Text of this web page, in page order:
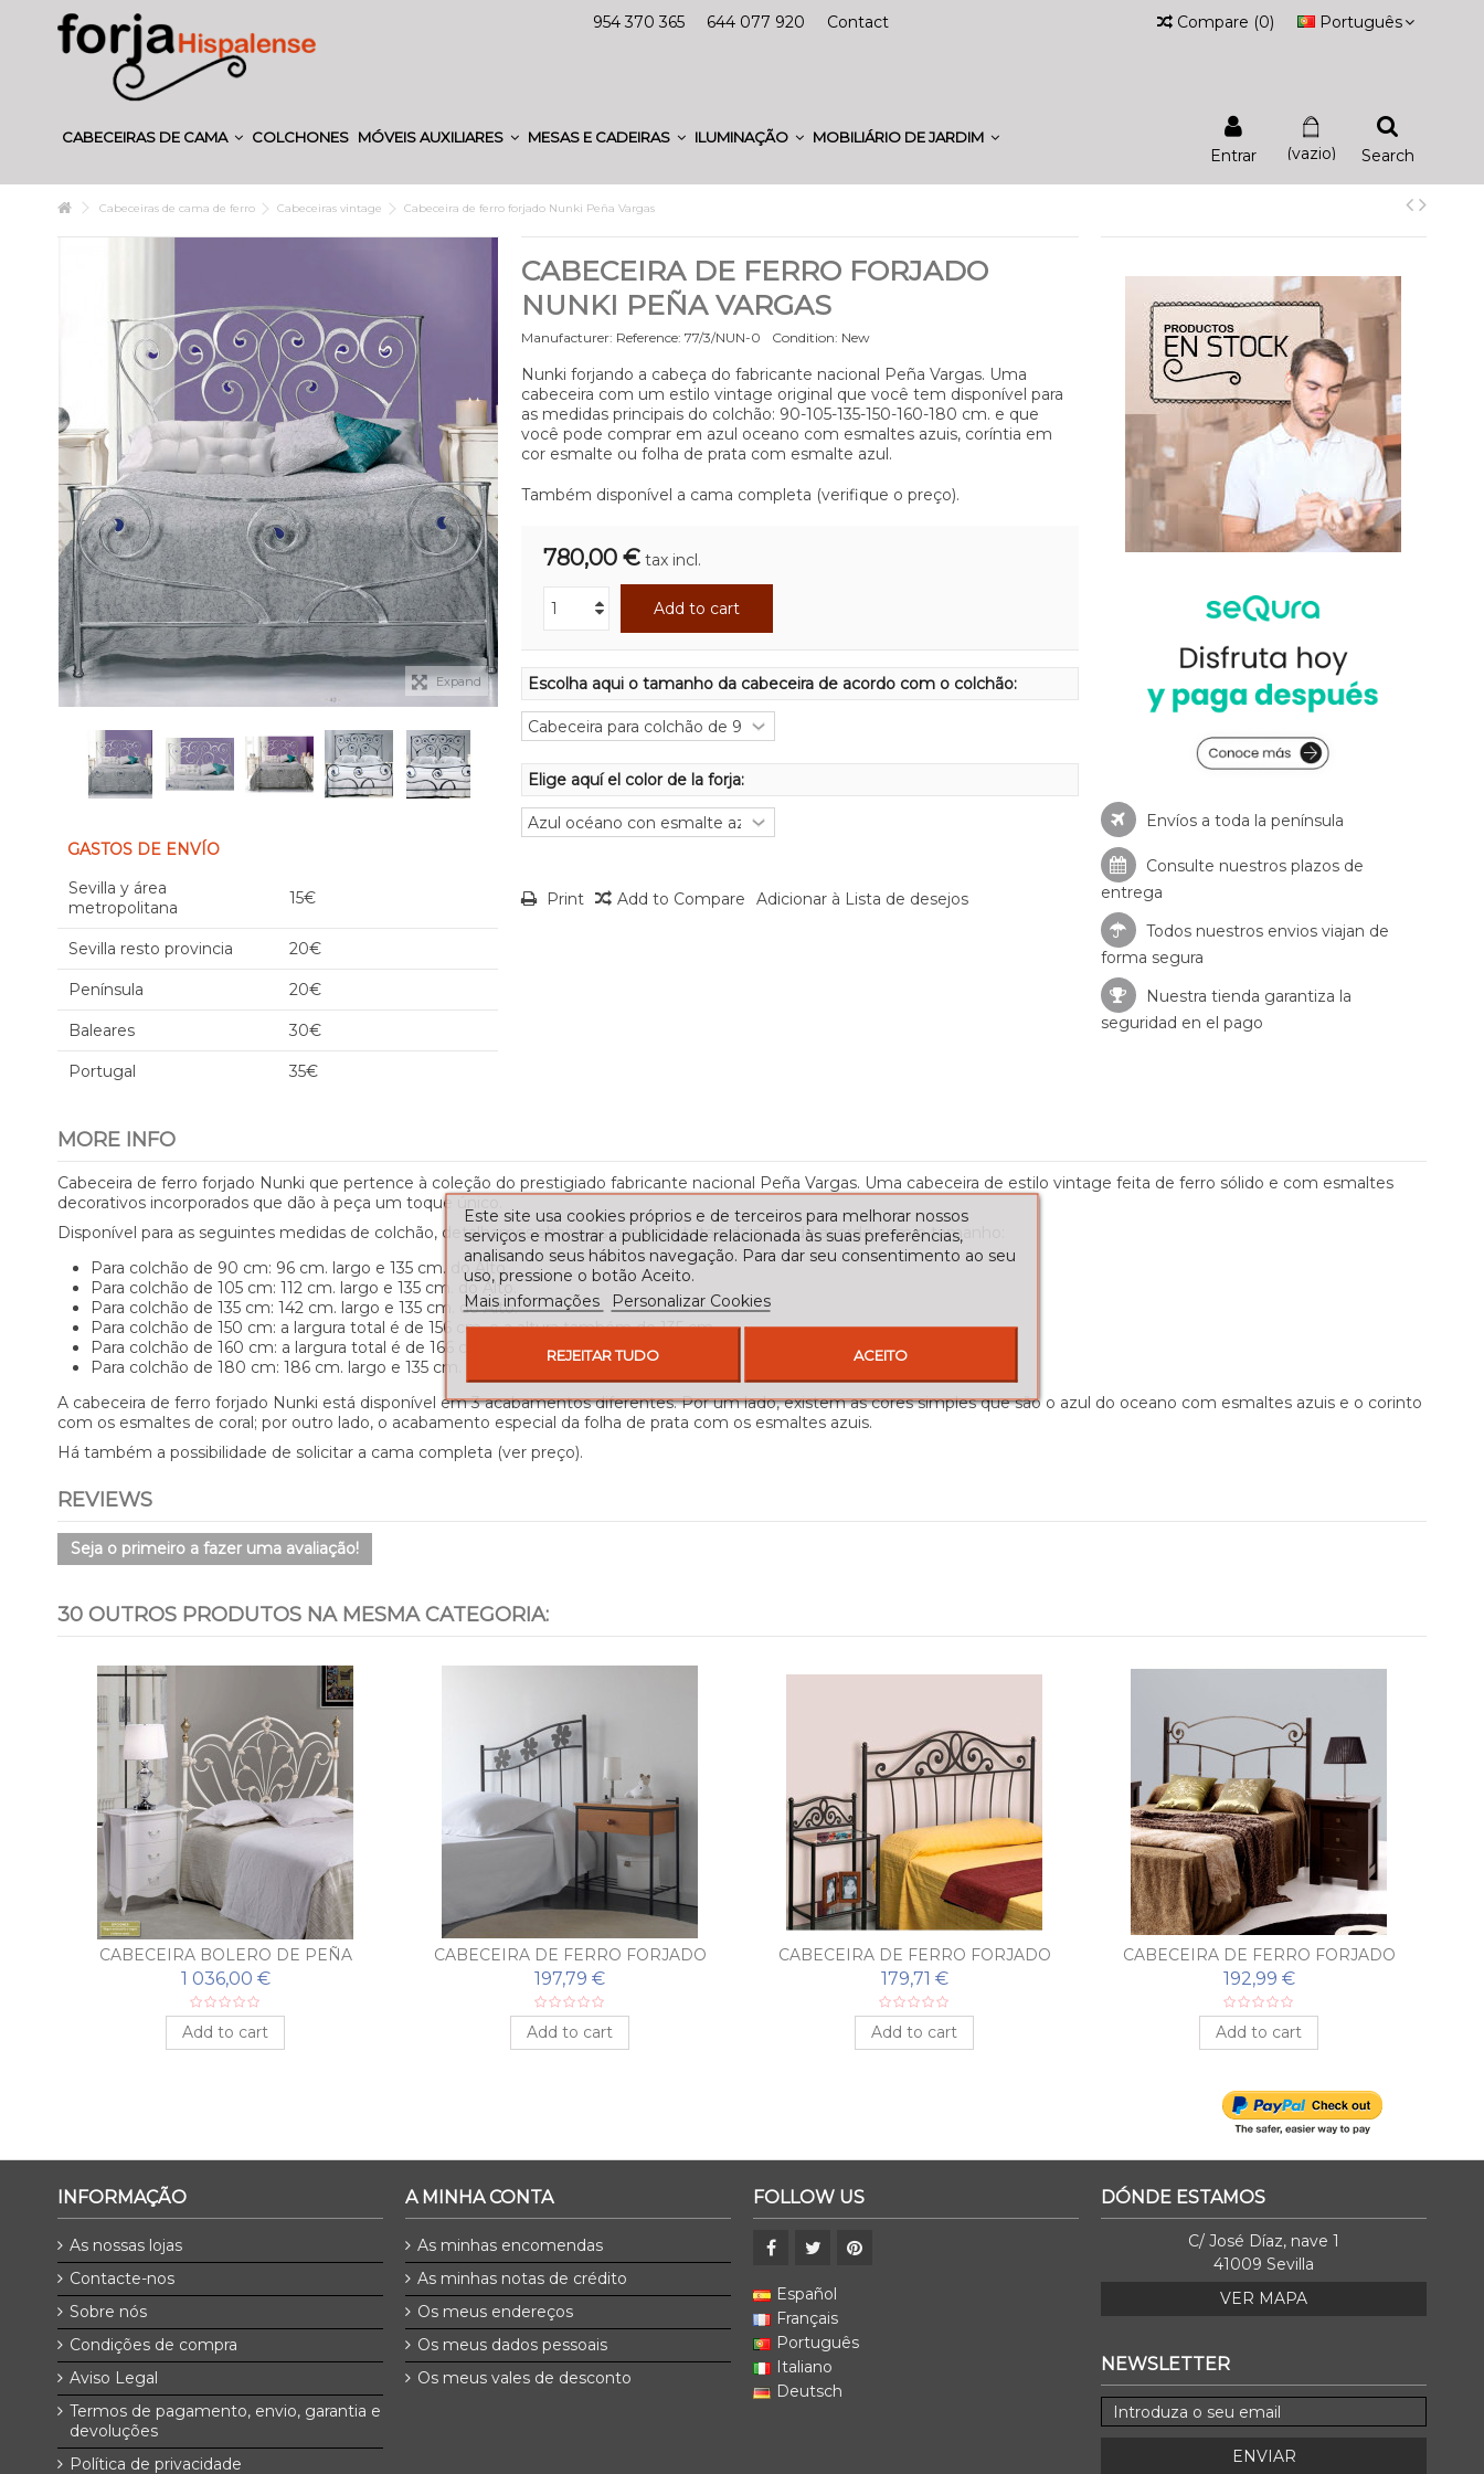
954 370 365 644 077 920 Contact Português
Compare (0)
CABECEIRAS DE CAMA COLCHONES MÓVEIS AUXILIARES MESAS E CADEIRAS ILUMINAÇÃO MOBILIÁRIO DE JARDIM
Search
(vazio)
Entrar
Cabeceiras de cama de ferro Cabeceiras vintage Cabeceira de ferro forjado Nunki Peña Vargas
Expand
GASTOS DE ENVÍO
Sevilla y área
metropolitana
15€
Sevilla resto provincia 20€
Península 20€
Baleares 30€
Portugal 35€
CABECEIRA DE FERRO FORJADO
NUNKI PEÑA VARGAS
Manufacturer: Reference: 77/3/NUN-0 Condition: New
Nunki forjando a cabeça do fabricante nacional Peña Vargas. Uma
cabeceira com um estilo vintage original que você tem disponível para
as medidas principais do colchão: 90-105-135-150-160-180 cm. e que
você pode comprar em azul oceano com esmaltes azuis, coríntia em
cor esmalte ou folha de prata com esmalte azul.
Também disponível a cama completa (verifique o preço).
780,00 € tax incl.
Add to cart
Escolha aqui o tamanho da cabeceira de acordo com o colchão:
Elige aquí el color de la forja:
Print Add to Compare Adicionar à Lista de desejos
Envíos a toda la península
Consulte nuestros plazos de
entrega
Todos nuestros envios viajan de
forma segura
Nuestra tienda garantiza la
seguridad en el pago
MORE INFO
Cabeceira de ferro forjado Nunki que pertence à coleção do prestigiado fabricante nacional Peña Vargas. Uma cabeceira de estilo vintage feita de ferro sólido e com esmaltes
decorativos incorporados que dão à peça um toque único.
Disponível para as seguintes medidas de colchão, detalhamos abaixo as medidas totais da peça de acordo com o tamanho:
Para colchão de 90 cm: 96 cm. largo e 135 cm. do Alto.
Para colchão de 105 cm: 112 cm. largo e 135 cm. do Alto.
Para colchão de 135 cm: 142 cm. largo e 135 cm. do Alto.
Para colchão de 150 cm: a largura total é de 156 cm. e a altura também de 135 cm.
Para colchão de 160 cm: a largura total é de 166 cm. e a altura 135 cm.
Para colchão de 180 cm: 186 cm. largo e 135 cm. de altura.
A cabeceira de ferro forjado Nunki está disponível em 3 acabamentos diferentes. Por um lado, existem as cores simples que são o azul do oceano com esmaltes azuis e o corinto
com os esmaltes de coral; por outro lado, o acabamento especial da folha de prata com os esmaltes azuis.
Há também a possibilidade de solicitar a cama completa (ver preço).
REVIEWS
Seja o primeiro a fazer uma avaliação!
30 OUTROS PRODUTOS NA MESMA CATEGORIA:
CABECEIRA BOLERO DE PEÑA
VARGAS
1 036,00 €
Add to cart
CABECEIRA DE FERRO FORJADO
MARGA
197,79 €
Add to cart
CABECEIRA DE FERRO FORJADO
MURCIA
179,71 €
Add to cart
CABECEIRA DE FERRO FORJADO
MARA
192,99 €
Add to cart
INFORMAÇÃO
As nossas lojas
Contacte-nos
Sobre nós
Condições de compra
Aviso Legal
Termos de pagamento, envio, garantia e
devoluções
Política de privacidade
A MINHA CONTA
As minhas encomendas
As minhas notas de crédito
Os meus endereços
Os meus dados pessoais
Os meus vales de desconto
FOLLOW US
Español
Français
Português
Italiano
Deutsch
DÓNDE ESTAMOS
C/ José Díaz, nave 1
41009 Sevilla
VER MAPA
NEWSLETTER
ENVIAR
Este site usa cookies próprios e de terceiros para melhorar nossos
serviços e mostrar a publicidade relacionada às suas preferências,
analisando seus hábitos navegação. Para dar seu consentimento ao seu
uso, pressione o botão Aceito.
Mais informações
Personalizar Cookies
REJEITAR TUDO ACEITO